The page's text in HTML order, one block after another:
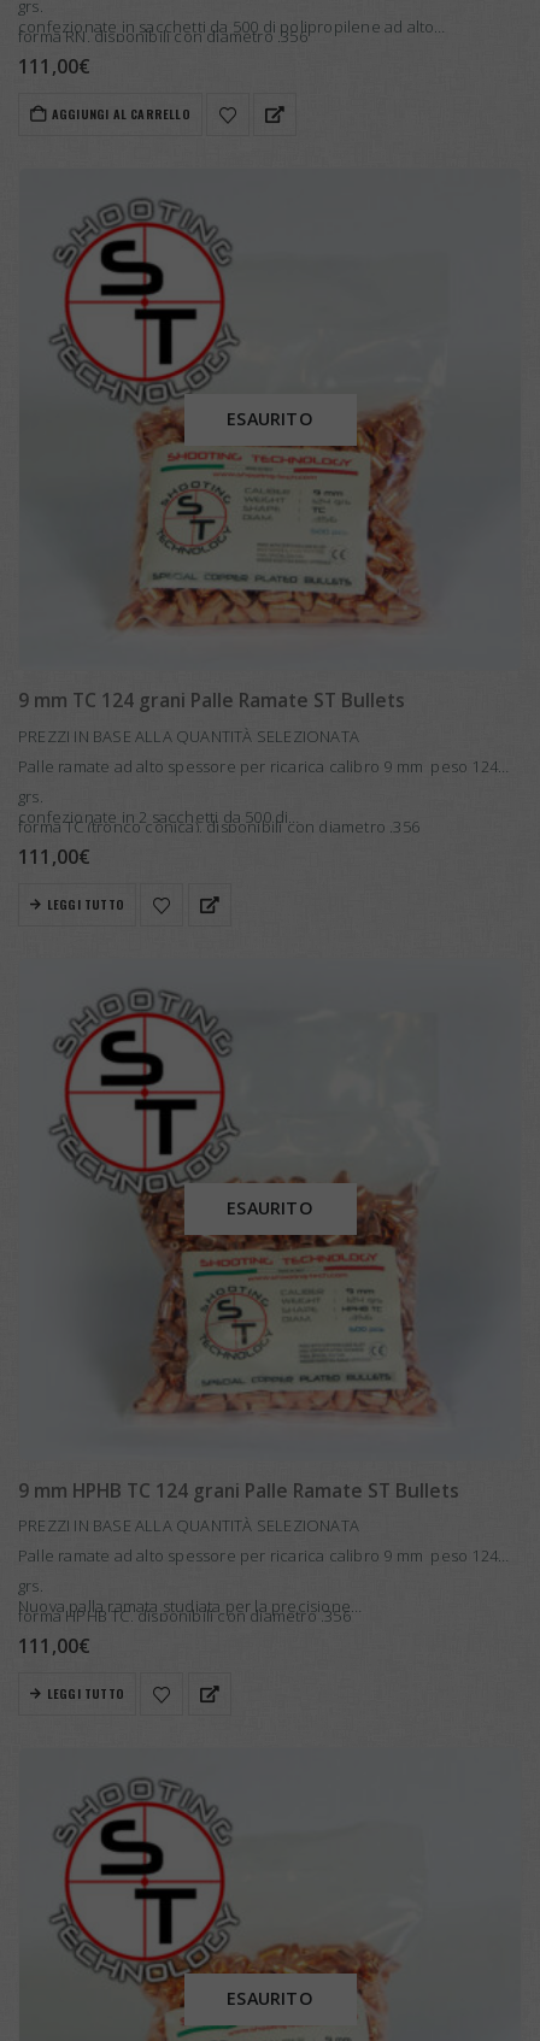
grs.
forma RN, disponibili con diametro .356
confezionate in sacchetti da 500 di polipropilene ad alto…
111,00€
AGGIUNGI AL CARRELLO
ESAURITO
9 mm TC 124 grani Palle Ramate ST Bullets
PREZZI IN BASE ALLA QUANTITÀ SELEZIONATA
Palle ramate ad alto spessore per ricarica calibro 9 mm peso 124
grs.
forma TC (tronco conica), disponibili con diametro .356
confezionate in 2 sacchetti da 500 di…
111,00€
LEGGI TUTTO
ESAURITO
9 mm HPHB TC 124 grani Palle Ramate ST Bullets
PREZZI IN BASE ALLA QUANTITÀ SELEZIONATA
Palle ramate ad alto spessore per ricarica calibro 9 mm peso 124
grs.
forma HPHB TC, disponibili con diametro .356
Nuova palla ramata studiata per la precisione…
111,00€
LEGGI TUTTO
ESAURITO